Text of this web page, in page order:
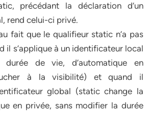
précédant la déclaration d’un
rend celui-ci privé.
fait que le qualifieur static n’a pas
il s’applique à un identificateur local
de vie, d’automatique en
à la visibilité) et quand il
global (static change la
en privée, sans modifier la durée